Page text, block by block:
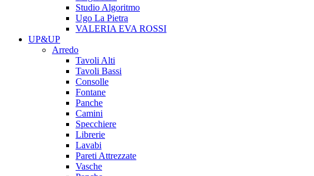
Studio Algoritmo
Ugo La Pietra
VALERIA EVA ROSSI
UP&UP
Arredo
Tavoli Alti
Tavoli Bassi
Consolle
Fontane
Panche
Camini
Specchiere
Librerie
Lavabi
Pareti Attrezzate
Vasche